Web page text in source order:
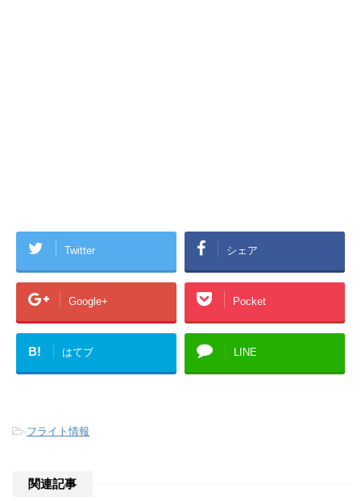
Twitter シェア
Google+ Pocket
B! はてブ LINE
-フライト情報
関連記事